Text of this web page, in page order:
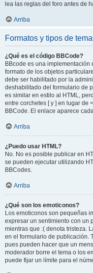
lea las reglas del foro antes de
Arriba
Formatos y tipos de
¿Qué es el código BBCode?
BBcode es una implementación
formato de los objetos
debe ser habilitado por la
deshabilitado del formulario de
es similar en estilo al HTML,
entre corchetes [ y ] en lugar de
BBCode. El enlace aparece
Arriba
¿Puedo usar HTML?
No. No es posible publicar en
se pueden ejecutar utilizando
BBCodes.
Arriba
¿Qué son los emoticonos?
Los emoticonos son pequeñas
expresar un sentimiento con un
mientras que :( denota tristeza.
en el formulario de publicación.
pues pueden hacer que un
moderador borre el tema o los
puede fijar un límite para el